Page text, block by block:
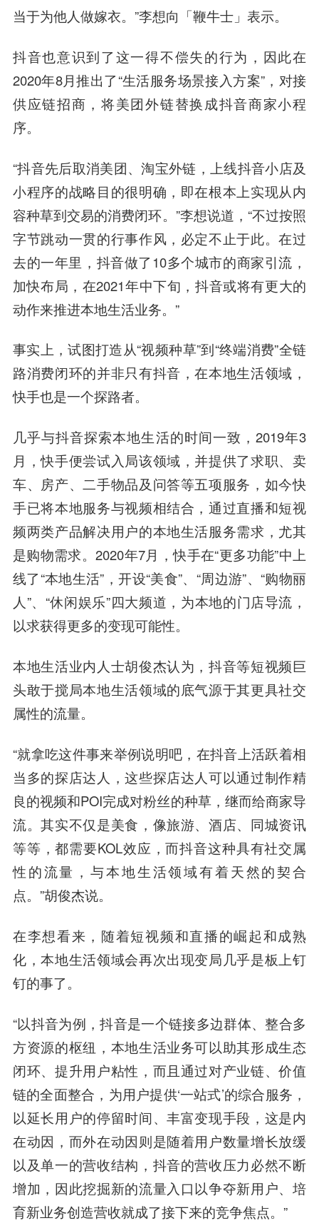
当于为他人做嫁衣。”李想向「鞭牛士」表示。
抖音也意识到了这一得不偿失的行为，因此在
2020年8月推出了“生活服务场景接入方案”，对接
供应链招商，将美团外链替换成抖音商家小程
序。
“抖音先后取消美团、淘宝外链，上线抖音小店及
小程序的战略目的很明确，即在根本上实现从内
容种草到交易的消费闭环。”李想说道，“不过按照
字节跳动一贯的行事作风，必定不止于此。在过
去的一年里，抖音做了10多个城市的商家引流，
加快布局，在2021年中下旬，抖音或将有更大的
动作来推进本地生活业务。”
事实上，试图打造从“视频种草”到“终端消费”全链
路消费闭环的并非只有抖音，在本地生活领域，
快手也是一个探路者。
几乎与抖音探索本地生活的时间一致，2019年3
月，快手便尝试入局该领域，并提供了求职、卖
车、房产、二手物品及问答等五项服务，如今快
手已将本地服务与视频相结合，通过直播和短视
频两类产品解决用户的本地生活服务需求，尤其
是购物需求。2020年7月，快手在“更多功能”中上
线了“本地生活”，开设“美食”、“周边游”、“购物丽
人”、“休闲娱乐”四大频道，为本地的门店导流，
以求获得更多的变现可能性。
本地生活业内人士胡俊杰认为，抖音等短视频巨
头敢于搅局本地生活领域的底气源于其更具社交
属性的流量。
“就拿吃这件事来举例说明吧，在抖音上活跃着相
当多的探店达人，这些探店达人可以通过制作精
良的视频和POI完成对粉丝的种草，继而给商家导
流。其实不仅是美食，像旅游、酒店、同城资讯
等等，都需要KOL效应，而抖音这种具有社交属
性的流量，与本地生活领域有着天然的契合
点。”胡俊杰说。
在李想看来，随着短视频和直播的崛起和成熟
化，本地生活领域会再次出现变局几乎是板上钉
钉的事了。
“以抖音为例，抖音是一个链接多边群体、整合多
方资源的枢纽，本地生活业务可以助其形成生态
闭环、提升用户粘性，而且通过对产业链、价值
链的全面整合，为用户提供‘一站式’的综合服务，
以延长用户的停留时间、丰富变现手段，这是内
在动因，而外在动因则是随着用户数量增长放缓
以及单一的营收结构，抖音的营收压力必然不断
增加，因此挖掘新的流量入口以争夺新用户、培
育新业务创造营收就成了接下来的竞争焦点。”